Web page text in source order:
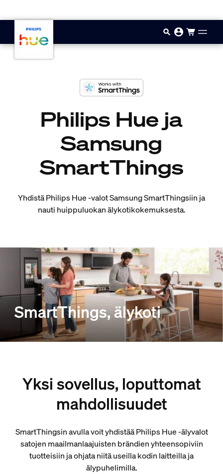
Philips Hue ja
Samsung
SmartThings
Yhdistä Philips Hue ‑valot Samsung SmartThingsiin ja
nauti huippuluokan älykotikokemuksesta.
SmartThings, älykoti
Yksi sovellus, loputtomat
mahdollisuudet
SmartThingsin avulla voit yhdistää Philips Hue ‑älyvalot
satojen maailmanlaajuisten brändien yhteensopiviin
tuotteisiin ja ohjata niitä useilla kodin laitteilla ja
älypuhelimilla.